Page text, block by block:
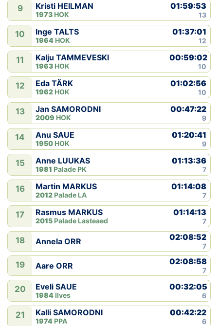
9 Kristi HEILMAN
1973 HOK
01:59:53
13
10 Inge TALTS
1964 HOK
01:37:01
12
11 Kalju TAMMEVESKI
1963 HOK
00:59:02
10
12 Eda TÄRK
1962 HOK
01:02:56
10
13 Jan SAMORODNI
2009 HOK
00:47:22
9
14 Anu SAUE
1950 HOK
01:20:41
9
15 Anne LUUKAS
1981 Palade PK
01:13:36
7
16 Martin MARKUS
2012 Palade LA
01:14:08
7
17 Rasmus MARKUS
2015 Palade Lasteaed
01:14:13
7
18 Annela ORR 02:08:52
7
19 Aare ORR 02:08:58
7
20 Eveli SAUE
1984 Ilves
00:32:05
6
21 Kalli SAMORODNI
1974 PPA
00:42:22
6